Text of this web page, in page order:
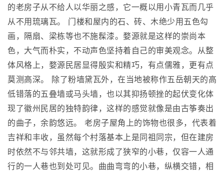
的老房子从不给人以华丽之感，它一概以用小青瓦而几乎
从不用琉璃瓦。 门楼和屋内的石、砖、木绝少用五色勾
画，隔扇、梁栋等也不施髹漆。婺源就是这样的崇尚本
色，大气而朴实，不动声色坚持着自己的审美观念。从整
体风格上，婺源民居显得殷实和精巧，有点儒雅，更有点
莫测高深。 除了粉墙黛瓦外，在当地被称作五岳朝天的高
低错落的五叠墙或马头墙，也以其抑扬顿挫的起伏变化体
现了徽州民居的独特韵律，这样的感觉就像是由古筝奏出
的曲子，余韵悠远。 老房子屋角上的饰物也很多，代表着
吉祥和丰收，虽然每个村落基本上是同祖同宗，但在建房
时依然不与邻共墙，这就形成了狭窄的小巷，仅容一人通
行的一人巷也到处可见。曲曲弯弯的小巷，纵横交错，相